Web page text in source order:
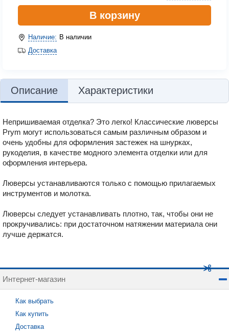
В корзину
Наличие: В наличии
Доставка
Описание Характеристики
Непришиваемая отделка? Это легко! Классические люверсы
Prym могут использоваться самым различным образом и
очень удобны для оформления застежек на шнурках,
рукоделия, в качестве модного элемента отделки или для
оформления интерьера.
Люверсы устанавливаются только с помощью прилагаемых
инструментов и молотка.
Люверсы следует устанавливать плотно, так, чтобы они не
прокручивались: при достаточном натяжении материала они
лучше держатся.
Интернет-магазин
Как выбрать
Как купить
Доставка